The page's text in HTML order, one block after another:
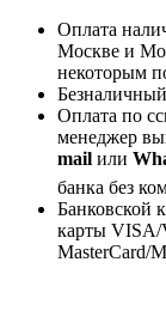
Оплата
Москве и
некоторым
Оплата по
менеджер
mail или
банка без
Банковской
карты
MasterCard/